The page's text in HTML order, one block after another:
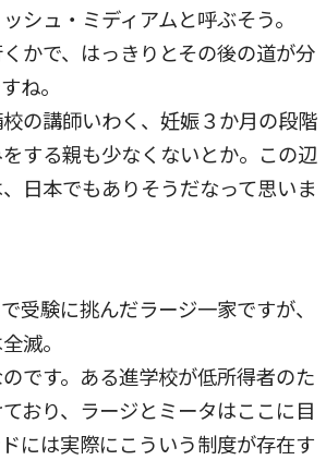
シュ・ミディアムと呼ぶそう。
かで、はっきりとその後の道が分
ね。
の講師いわく、妊娠３か月の段階
する親も少なくないとか。この辺
日本でもありそうだなって思いま
受験に挑んだラージ一家ですが、
滅。
です。ある進学校が低所得者のた
おり、ラージとミータはここに目
には実際にこういう制度が存在す